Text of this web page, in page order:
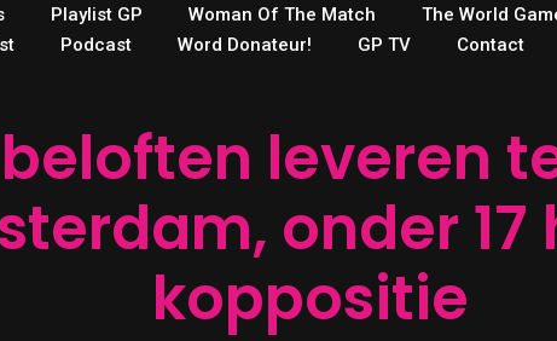
Playlist GP Woman Of The Match
The World
Podcast Word Donateur! GP TV Contact
leveren
onder 17
koppositie